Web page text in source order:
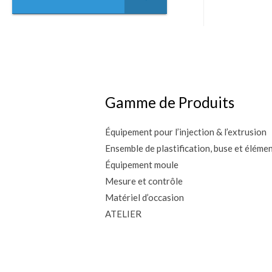
Gamme de Produits
Équipement pour l’injection & l’extrusion
Ensemble de plastification, buse et
Équipement moule
Mesure et contrôle
Matériel d’occasion
ATELIER